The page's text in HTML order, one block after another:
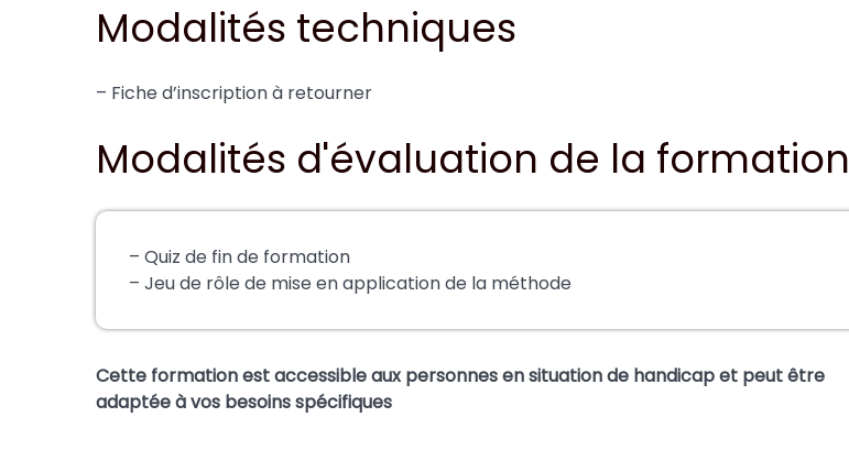
Modalités techniques
– Fiche d’inscription à retourner
Modalités d'évaluation de la formation
– Quiz de fin de formation
– Jeu de rôle de mise en application de la méthode
Cette formation est accessible aux personnes en situation de handicap et peut être
adaptée à vos besoins spécifiques